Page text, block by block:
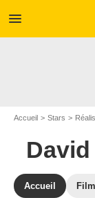
menu
Accueil Stars
David
Accueil